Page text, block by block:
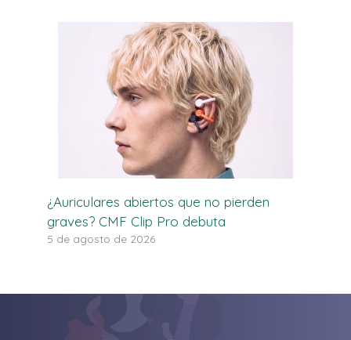
¿Auriculares abiertos que no pierden
graves? CMF Clip Pro debuta
5 de agosto de 2026